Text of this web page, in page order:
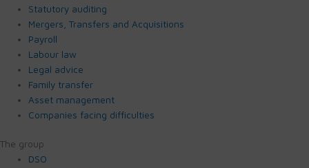
Statutory auditing
Mergers, Transfers and Acquisitions
Payroll
Labour law
Legal advice
Family transfer
Asset management
Companies facing difficulties
The group
DSO